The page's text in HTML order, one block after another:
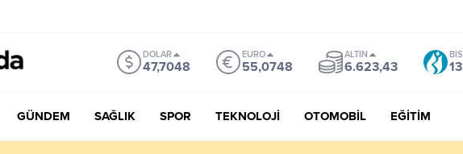
DOLAR
47,7048
EURO
55,0748
ALTIN
6.623,43
GÜNDEM SAĞLIK SPOR TEKNOLOJİ OTOMOBİL EĞİTİM